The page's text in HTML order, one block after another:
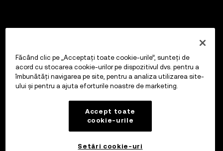
Făcând clic pe „Acceptați toate cookie-urile”, sunteți de
acord cu stocarea cookie-urilor pe dispozitivul dvs. pentru a
îmbunătăți navigarea pe site, pentru a analiza utilizarea site-
ului și pentru a ajuta eforturile noastre de marketing.
Accept toate
cookie-urile
Setări cookie-uri